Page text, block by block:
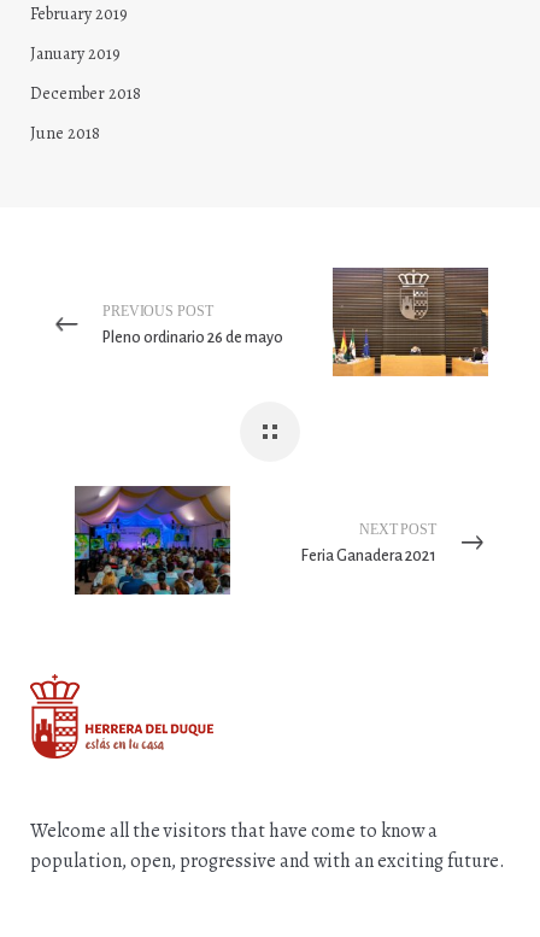
February 2019
January 2019
December 2018
June 2018
PREVIOUS POST
Pleno ordinario 26 de mayo
NEXT POST
Feria Ganadera 2021
Welcome all the visitors that have come to know a
population, open, progressive and with an exciting future.